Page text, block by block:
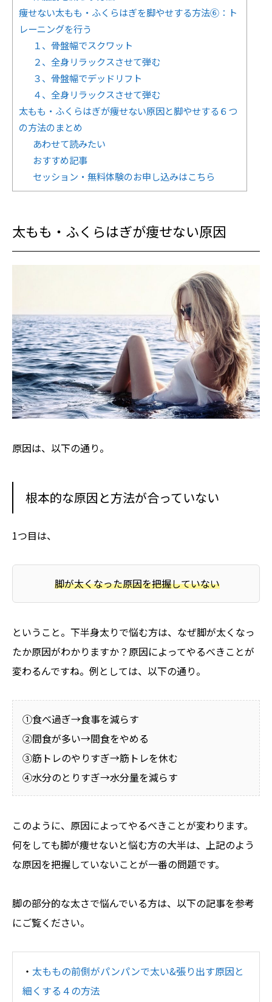
痩せない太もも・ふくらはぎを脚やせする方法⑥：ト
レーニングを行う
１、骨盤幅でスクワット
２、全身リラックスさせて弾む
３、骨盤幅でデッドリフト
４、全身リラックスさせて弾む
太もも・ふくらはぎが痩せない原因と脚やせする６つ
の方法のまとめ
あわせて読みたい
おすすめ記事
セッション・無料体験のお申し込みはこちら
太もも・ふくらはぎが痩せない原因
原因は、以下の通り。
根本的な原因と方法が合っていない
1つ目は、
脚が太くなった原因を把握していない
ということ。下半身太りで悩む方は、なぜ脚が太くなっ
たか原因がわかりますか？原因によってやるべきことが
変わるんですね。例としては、以下の通り。
①食べ過ぎ→食事を減らす
②間食が多い→間食をやめる
③筋トレのやりすぎ→筋トレを休む
④水分のとりすぎ→水分量を減らす
このように、原因によってやるべきことが変わります。
何をしても脚が痩せないと悩む方の大半は、上記のよう
な原因を把握していないことが一番の問題です。
脚の部分的な太さで悩んでいる方は、以下の記事を参考
にご覧ください。
・ 太ももの前側がパンパンで太い&張り出す原因と
細くする４の方法